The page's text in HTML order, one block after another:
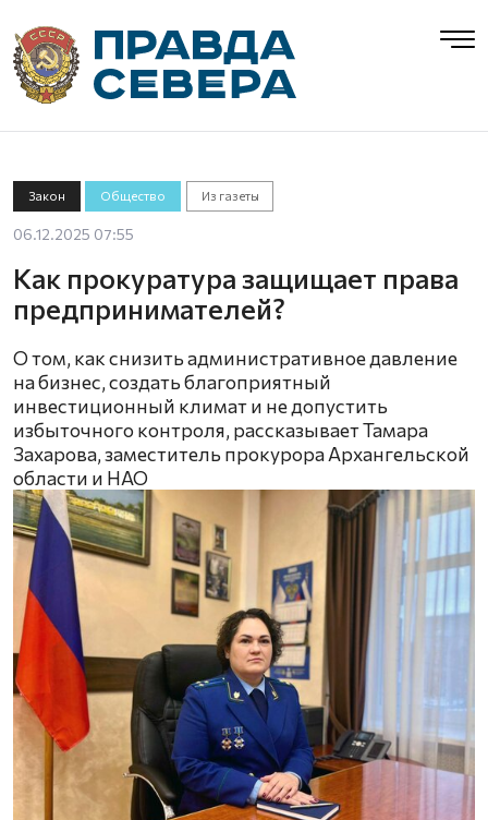
Закон Общество Из газеты
06.12.2025 07:55
Как прокуратура защищает права
предпринимателей?
О том, как снизить административное давление
на бизнес, создать благоприятный
инвестиционный климат и не допустить
избыточного контроля, рассказывает Тамара
Захарова, заместитель прокурора Архангельской
области и НАО